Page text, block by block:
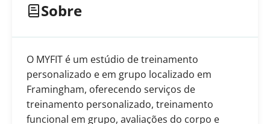
Sobre
O MYFIT é um estúdio de treinamento
personalizado e em grupo localizado em
Framingham, oferecendo serviços de
treinamento personalizado, treinamento
funcional em grupo, avaliações do corpo e